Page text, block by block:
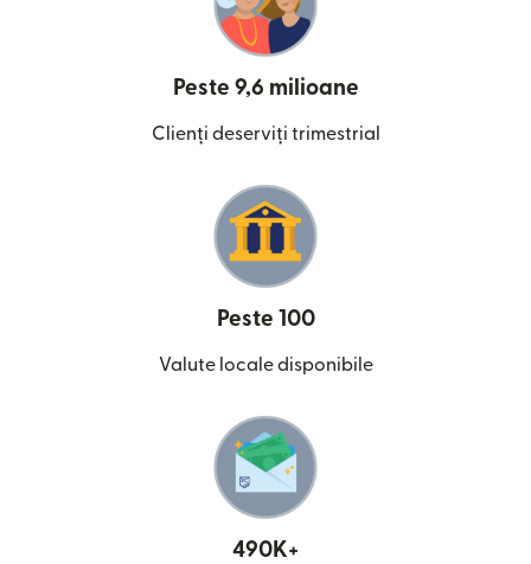
Peste 9,6 milioane
Clienți deserviți trimestrial
Peste 100
Valute locale disponibile
490K+